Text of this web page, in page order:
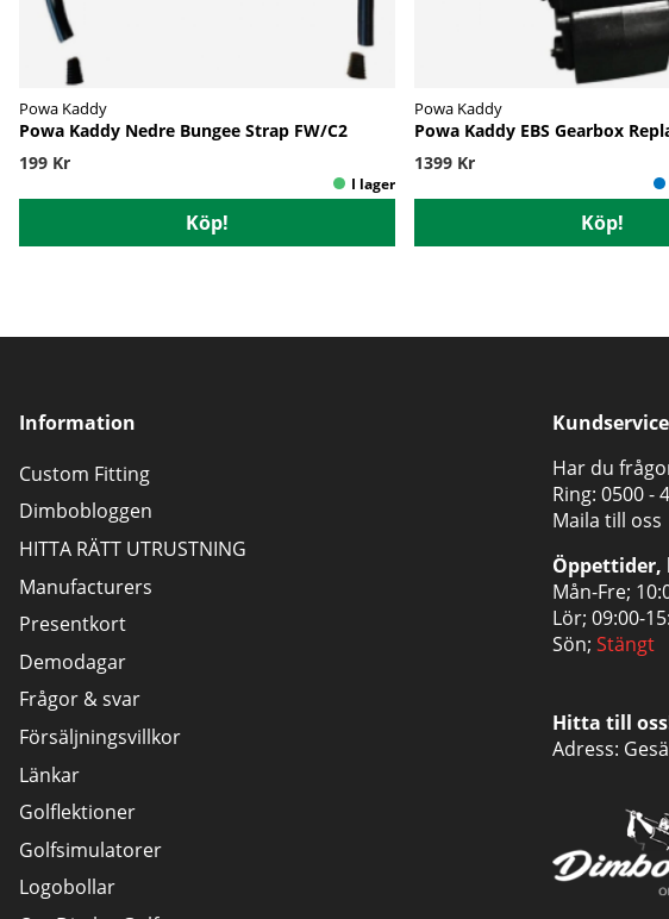
Powa Kaddy
Powa Kaddy Nedre Bungee Strap FW/C2
199 Kr
Köp!
Powa Kaddy
Powa Kaddy EBS Gearbox
1399 Kr
Köp!
Information
Custom Fitting
Dimbobloggen
HITTA RÄTT UTRUSTNING
Manufacturers
Presentkort
Demodagar
Frågor & svar
Försäljningsvillkor
Länkar
Golflektioner
Golfsimulatorer
Logobollar
Kundservice
Har du
Ring: 0500 -
Maila till oss
Mån-Fre;
Lör; 09:00-
Sön; Stängt
Hitta till
Adress: